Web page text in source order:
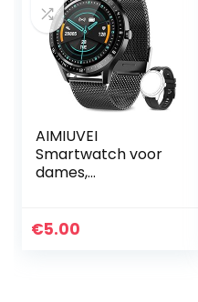
AIMIUVEI
Smartwatch voor
dames,
smartwatch met
€5.00